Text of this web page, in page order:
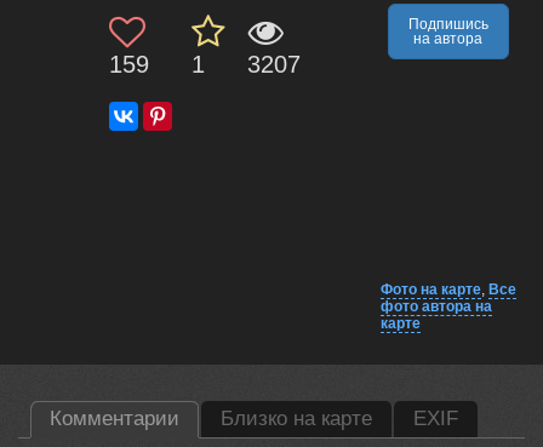
159 1 3207
Подпишись
на автора
Фото на карте, Все
фото автора на
карте
Комментарии Близко на карте EXIF